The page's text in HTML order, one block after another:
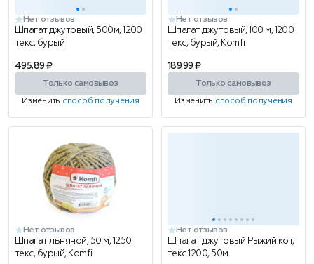
Нет отзывов
Шпагат джутовый, 500м, 1200
текс, бурый
495.89 ₽
Только самовывоз
Изменить способ получения
Нет отзывов
Шпагат джутовый, 100 м, 1200
текс, бурый, Komfi
189.99 ₽
Только самовывоз
Изменить способ получения
Нет отзывов
Шпагат льняной, 50 м, 1250
текс, бурый, Komfi
Нет отзывов
Шпагат джутовый Рыжий кот,
текс 1200, 50м